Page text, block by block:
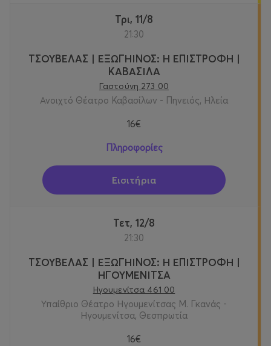
Τρι, 11/8
21:30
ΤΣΟΥΒΕΛΑΣ | ΕΞΩΓΗΙΝΟΣ: Η ΕΠΙΣΤΡΟΦΗ |
ΚΑΒΑΣΙΛΑ
Γαστούνη 273 00
Ανοιχτό Θέατρο Καβασίλων - Πηνειός, Ηλεία
16€
Πληροφορίες
Εισιτήρια
Τετ, 12/8
21:30
ΤΣΟΥΒΕΛΑΣ | ΕΞΩΓΗΙΝΟΣ: Η ΕΠΙΣΤΡΟΦΗ |
ΗΓΟΥΜΕΝΙΤΣΑ
Ηγουμενίτσα 461 00
Υπαίθριο Θέατρο Ηγουμενίτσας Μ. Γκανάς -
Ηγουμενίτσα, Θεσπρωτία
16€